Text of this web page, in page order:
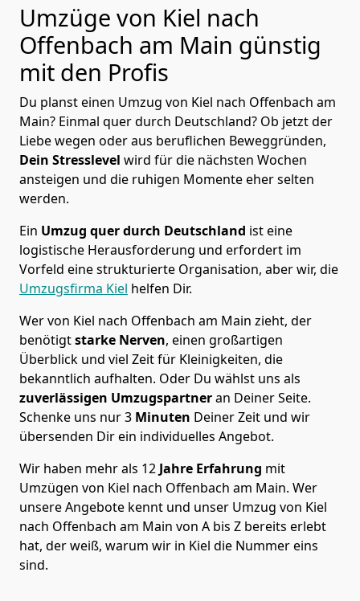
Umzüge von Kiel nach
Offenbach am Main günstig
mit den Profis
Du planst einen Umzug von Kiel nach Offenbach am
Main? Einmal quer durch Deutschland? Ob jetzt der
Liebe wegen oder aus beruflichen Beweggründen,
Dein Stresslevel wird für die nächsten Wochen
ansteigen und die ruhigen Momente eher selten
werden.
Ein Umzug quer durch Deutschland ist eine
logistische Herausforderung und erfordert im
Vorfeld eine strukturierte Organisation, aber wir, die
Umzugsfirma Kiel helfen Dir.
Wer von Kiel nach Offenbach am Main zieht, der
benötigtstarke Nerven, einen großartigen
Überblick und viel Zeit für Kleinigkeiten, die
bekanntlich aufhalten. Oder Du wählst uns als
zuverlässigen Umzugspartneran Deiner Seite.
Schenke uns nur3 Minuten Deiner Zeit und wir
übersenden Dir ein individuelles Angebot.
Wir haben mehr als 12 Jahre Erfahrung mit
Umzügen von Kiel nach Offenbach am Main. Wer
unsere Angebote kennt und unser Umzug von Kiel
nach Offenbach am Main von A bis Z bereits erlebt
hat, der weiß, warum wir in Kiel die Nummer eins
sind.